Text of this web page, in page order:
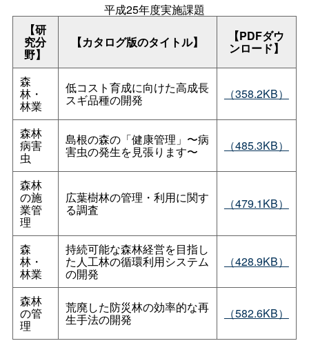
平成25年度実施課題
【研
究分
野】
【カタログ版のタイトル】 【PDFダウ
ンロード】
森
林・
林業
低コスト育成に向けた高成長
スギ品種の開発 （358.2KB）
森林
病害
虫
島根の森の「健康管理」〜病
害虫の発生を見張ります〜 （485.3KB）
森林
の施
業管
理
広葉樹林の管理・利用に関す
る調査 （479.1KB）
森
林・
林業
持続可能な森林経営を目指し
た人工林の循環利用システム
の開発
（428.9KB）
森林
の管
理
荒廃した防災林の効率的な再
生手法の開発 （582.6KB）